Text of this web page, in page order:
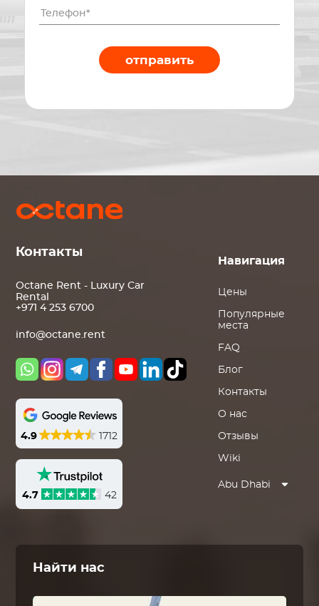
отправить
Контакты
Octane Rent - Luxury Car
Rental
+971 4 253 6700
info@octane.rent
4.9 1712
4.7 42
Навигация
Цены
Популярные
места
FAQ
Блог
Контакты
О нас
Отзывы
Wiki
Abu Dhabi
Найти нас